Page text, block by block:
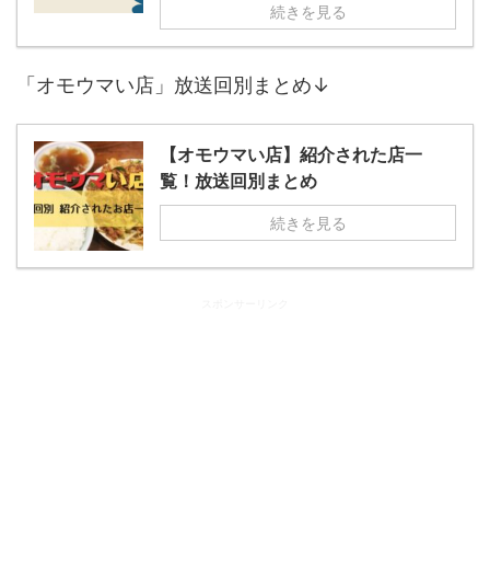
続きを見る
「オモウマい店」放送回別まとめ↓
【オモウマい店】紹介された店一
覧！放送回別まとめ
続きを見る